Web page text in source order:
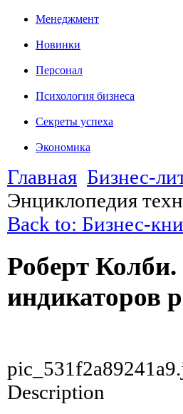
Менеджмент
Новинки
Персонал
Психология бизнеса
Секреты успеха
Экономика
Главная Бизнес-
Энциклопедия
Back to: Бизнес-
Роберт
индикаторов
Description